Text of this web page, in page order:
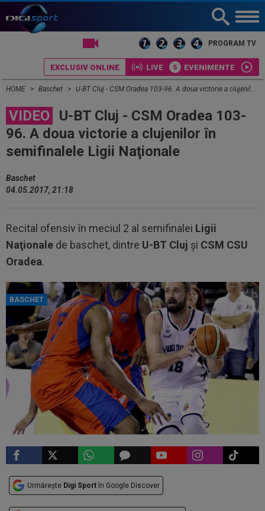
PROGRAM TV
EXCLUSIV ONLINE LIVE EVENIMENTE
HOME Baschet U-BT Cluj - CSM Oradea 103-96. A doua victorie a clujenilor în semifinalele Ligii Naţionale
VIDEO
U-BT Cluj - CSM Oradea 103-
96. A doua victorie a clujenilor în
semifinalele Ligii Naţionale
Baschet
04.05.2017, 21:18
Recital ofensiv în meciul 2 al semifinalei Ligii
Naţionale de baschet, dintre U-BT Cluj şi CSM CSU
Oradea.
BASCHET
Urmărește Digi Sport în Google Discover